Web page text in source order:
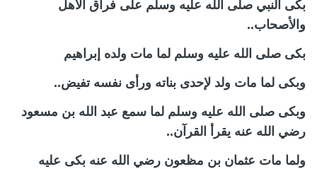
بكى النبي صلى الله عليه وسلم على فراق الأهل
والأصحاب..
بكى صلى الله عليه وسلم لما مات ولده إبراهيم
وبكى لما مات ولد لإحدى بناته ورأى نفسه تفيض..
وبكى صلى الله عليه وسلم لما سمع عبد الله بن مسعود
رضي الله عنه يقرأ القرآن..
ولما مات عثمان بن مظعون رضي الله عنه بكى عليه